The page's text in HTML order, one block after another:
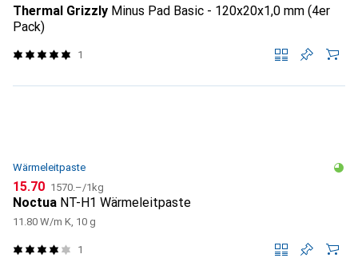
Thermal Grizzly Minus Pad Basic - 120x20x1,0 mm (4er
Pack)
1
Wärmeleitpaste
CHF
15.70 CHF
1570.–/1kg
Noctua NT-H1 Wärmeleitpaste
11.80 W/m K, 10 g
1